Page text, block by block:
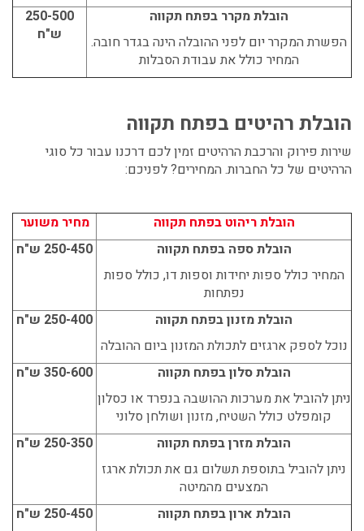
הובלת מקרר בפתח תקווה
הפשרת המקרר יום לפני ההובלה הינה בגדר חובה.
המחיר כולל את עבודת הסבלות
250-500
ש"ח
הובלת רהיטים בפתח תקווה
שירות פירוק והרכבת הרהיטים זמין לכם דרכנו עבור כל סוגי
הרהיטים של כל החברות. המחירים? לפניכם:
הובלת ריהוט בפתח תקווה
מחיר משוער
הובלת ספה בפתח תקווה
המחיר כולל ספות יחידות וספות דו, כולל ספות
נפתחות
250-450 ש"ח
הובלת מזנון בפתח תקווה
נוכל לספק ארגזים לתכולת המזנון ביום ההובלה
250-400 ש"ח
הובלת סלון בפתח תקווה
ניתן להוביל את מערכות ההושבה בנפרד או כסלון
קומפלט כולל השטיח, מזנון ושולחן סלוני
350-600 ש"ח
הובלת מזרן בפתח תקווה
ניתן להוביל בתוספת תשלום גם את תכולת ארגז
המצעים מהמיטה
250-350 ש"ח
הובלת ארון בפתח תקווה
250-450 ש"ח